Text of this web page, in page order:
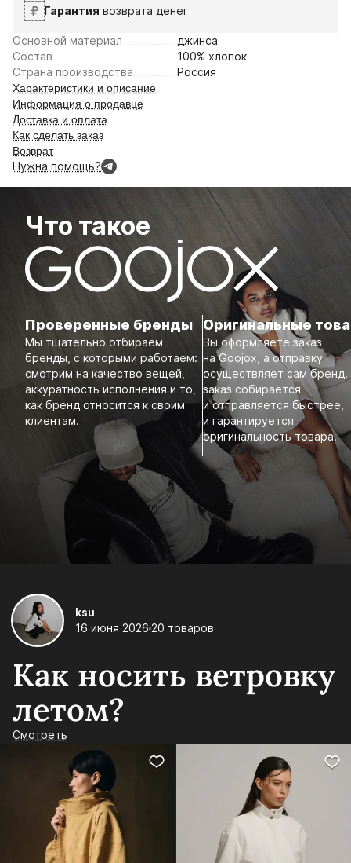
Гарантия возврата денег
Основной материал
джинса
Состав
100% хлопок
Страна производства
Россия
Характеристики и описание
Информация о продавце
Доставка и оплата
Как сделать заказ
Возврат
Нужна помощь?
Что такое
Проверенные бренды
Мы тщательно отбираем
бренды, с которыми работаем:
смотрим на качество вещей,
аккуратность исполнения и то,
как бренд относится к своим
клиентам.
Оригинальные
Вы оформляете заказ
на Goojox, а отправку
осуществляет сам бренд.
заказ собирается
и отправляется быстрее,
и гарантируется
оригинальность товара.
ksu
16 июня 2026 20 товаров
Как носить ветровку
летом?
Смотреть